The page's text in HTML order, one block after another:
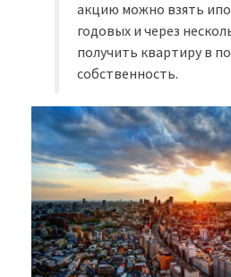
акцию можно взять
годовых и через
получить квартиру в
собственность.